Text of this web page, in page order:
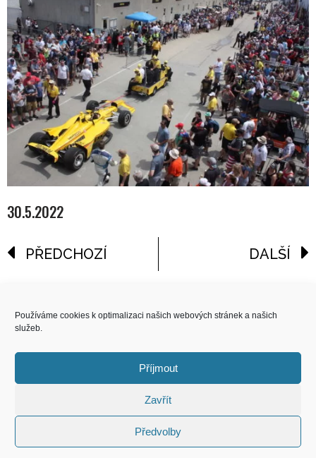
Používáme cookies k optimalizaci našich webových stránek a našich
služeb.
Příjmout
Zavřít
Předvolby
30.5.2022
PŘEDCHOZÍ DALŠÍ
COPYRIGHT
© 2026 Speed Limit,
All Rights Reserved